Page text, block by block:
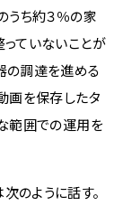
うち約３％の家
ていないことが
の調達を進める
画を保存したタ
範囲での運用を
のように話す。